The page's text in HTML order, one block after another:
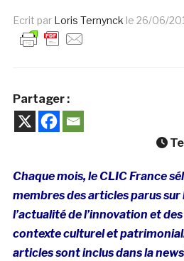
Ecrit par Loris Ternynck le 26/06/
Partager :
Chaque mois, le CLIC France
membres des articles parus
l’actualité de l’innovation et
contexte culturel et
articles sont inclus dans la